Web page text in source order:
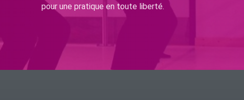
pour une pratique en toute liberté.